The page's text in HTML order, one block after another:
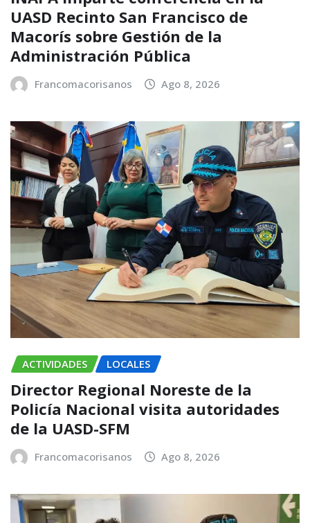
UASD Recinto San Francisco de
Macorís sobre Gestión de la
Administración Pública
Francomacorisanos Ago 8, 2026
ACTIVIDADES LOCALES
Director Regional Noreste de la
Policía Nacional visita autoridades
de la UASD-SFM
Francomacorisanos Ago 8, 2026